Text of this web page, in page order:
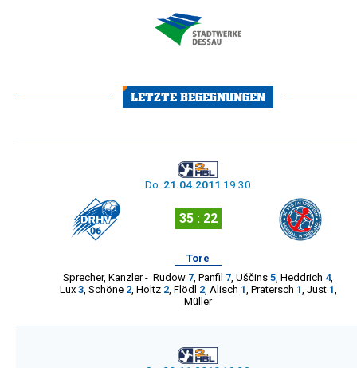
LETZTE BEGEGNUNGEN
Do. 21.04.2011 19:30
35 : 22
Tore
Sprecher, Kanzler- Rudow 7, Panfil 7, Uščins 5, Heddrich 4,
Lux 3, Schöne 2, Holtz 2, Flödl 2, Alisch 1, Pratersch 1, Just 1,
Müller